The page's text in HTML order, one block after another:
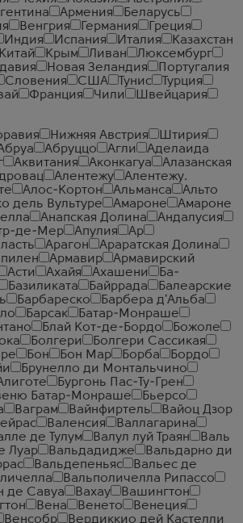
Армения
Беларусь
Венгрия Германия
Греция
Индия Испания Италия
Казахстан
Китай Крым Ливан
Люксембург
Новая Зеландия
Португалия
Словения США Тунис
Турция
Франция Чили
Швейцария
Нижняя Австрия
Штирия
Абруццо Агли
Аделаида
Аквитания Аконкагуа
Алазанская
Алентежу
Алентежу.
Алос-Кортон Альманса
Альто
дель Вультуре Амароне
Амароне
Анапская Долина
Андалусия
де-Мер Апулия
Ар
Арагон
Араратская Долина
Армавир
Армавирский
Асти Ахайя Ахашени
Ба-
Базиликата Байррада
Балеарские
Барбареско
Барбера д'Альба
Барсак
Батар-Монраше
Блай Кот-де-Бордо
Божоле
Болгери
Болгери Сассикая
Бон Бон Мар Борба
Бордо
Брунелло ди Монтальчино
Бургонь Пас-Ту-Грен
Батар-Монраше
Бьерсо
Ваграм Вайнфиртель
Вайоц Дзор
Валенсия
Валлагарина
де Тулум Валул луй Траян
Валь
Луар Вальдадидже
Вальдарно ди
Вальдепеньяс
Вальес де
Вальполичелла Рипассо
де Савуа Вахау
Вашингтон
Вена Венето
Венеция
Венсобр
Вердиккио дей Кастелли